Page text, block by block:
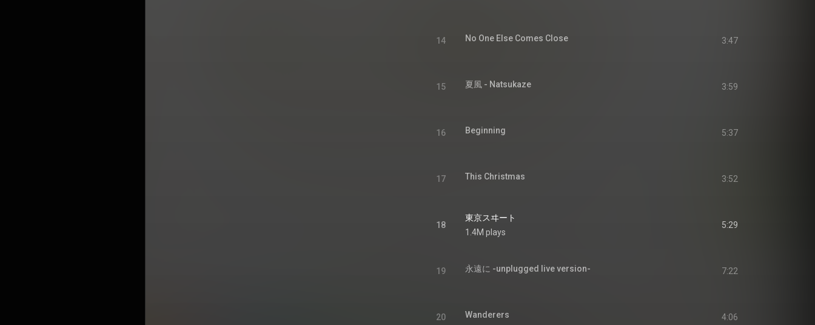
14 No One Else Comes Close 3:47
15 夏風 - Natsukaze 3:59
16 Beginning 5:37
17 This Christmas 3:52
18
東京スヰート
1.4M plays
5:29
19 永遠に -unplugged live version- 7:22
20 Wanderers 4:06